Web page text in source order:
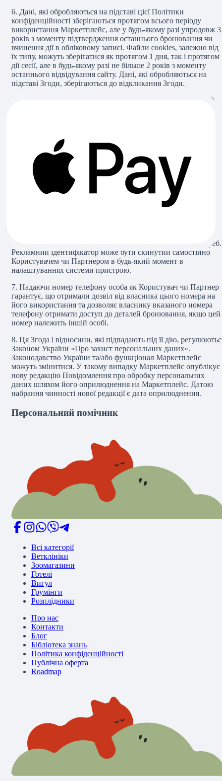
6. Дані, які обробляються на підставі цієї Політики
конфіденційності зберігаються протягом всього періоду
використання Маркетплейс, але у будь-якому разі упродовж 3
років з моменту підтвердження останнього бронювання чи
вчинення дії в обліковому записі. Файли cookies, залежно від
їх типу, можуть зберігатися як протягом 1 дня, так і протягом
дії сесії, але в будь-якому разі не більше 2 років з моменту
останнього відвідування сайту. Дані, які обробляються на
підставі Згоди, зберігаються до відкликання Згоди.
Маркетплейс використовує файли cookie й схожі технології
Файли cookie дають можливість серверу надавати
індивідуалізовану під потреби Користувачів чи Партнерів під
час використання Маркетплейс наступного разу. Зазвичай
вони встановлюються на більшості веб-сайтів, щоб увімкнути
різні функції, на кшталт, полегшити навігацію веб-сайтом,
запам'ятати вибір або показувати рекламу, яка найкраще
відображає інтереси окремого Користувача чи Партнера. Для
цього також можуть застосовуватися схожі технології,
своєму пристрої або налаштувати відповідно до своїх потреб.
Рекламний ідентифікатор може бути скинутий самостійно
Користувачем чи Партнером в будь-який момент в
налаштуваннях системи пристрою.
7. Надаючи номер телефону особа як Користувач чи Партнер
гарантує, що отримали дозвіл від власника цього номера на
його використання та дозволяє власнику вказаного номера
телефону отримати доступ до деталей бронювання, якщо цей
номер належить іншій особі.
8. Ця Згода і відносини, які підпадають під її дію,
Законом України «Про захист персональних даних».
Законодавство України та/або функціонал Маркетплейс
можуть змінитися. У такому випадку Маркетплейс опублікує
нову редакцію Повідомлення про обробку персональних
даних шляхом його оприлюднення на Маркетплейс. Датою
набрання чинності нової редакції є дата оприлюднення.
Персональний помічник
Всі категорії
Ветклініки
Зоомагазини
Готелі
Вигул
Грумінги
Розплідники
Про нас
Контакти
Блог
Бібліотека знань
Політика конфіденційності
Публічна оферта
Roadmap